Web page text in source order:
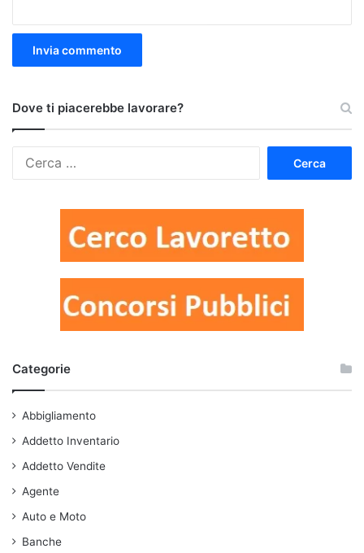
Dove ti piacerebbe lavorare?
Categorie
Abbigliamento
Addetto Inventario
Addetto Vendite
Agente
Auto e Moto
Banche